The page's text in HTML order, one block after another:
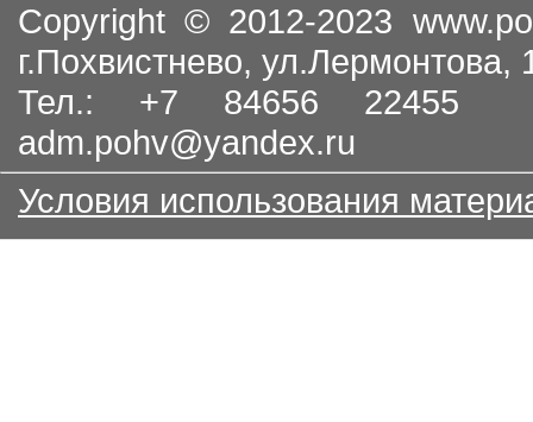
Copyright © 2012-2023
г.Похвистнево, ул.Лермонтова,
Тел.: +7 84656
adm.pohv@yandex.ru
Условия использования